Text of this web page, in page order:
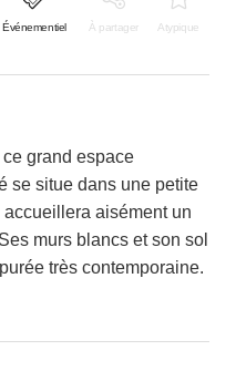
Événementiel À partager Atypique
ce grand espace
se situe dans une petite
aisément un
murs blancs et son sol
très contemporaine.